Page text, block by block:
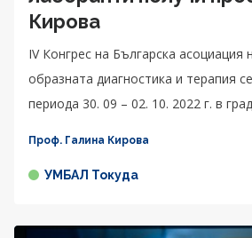
Кирова
IV Конгрес на Българска асоциация
образната диагностика и терапия
периода 30. 09 – 02. 10. 2022 г. в
Проф. Галина Кирова
УМБАЛ Токуда